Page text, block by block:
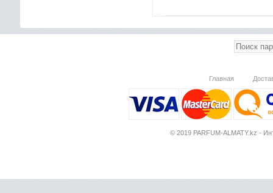
Главная
© 2019 PARFUM-ALMATY.kz -